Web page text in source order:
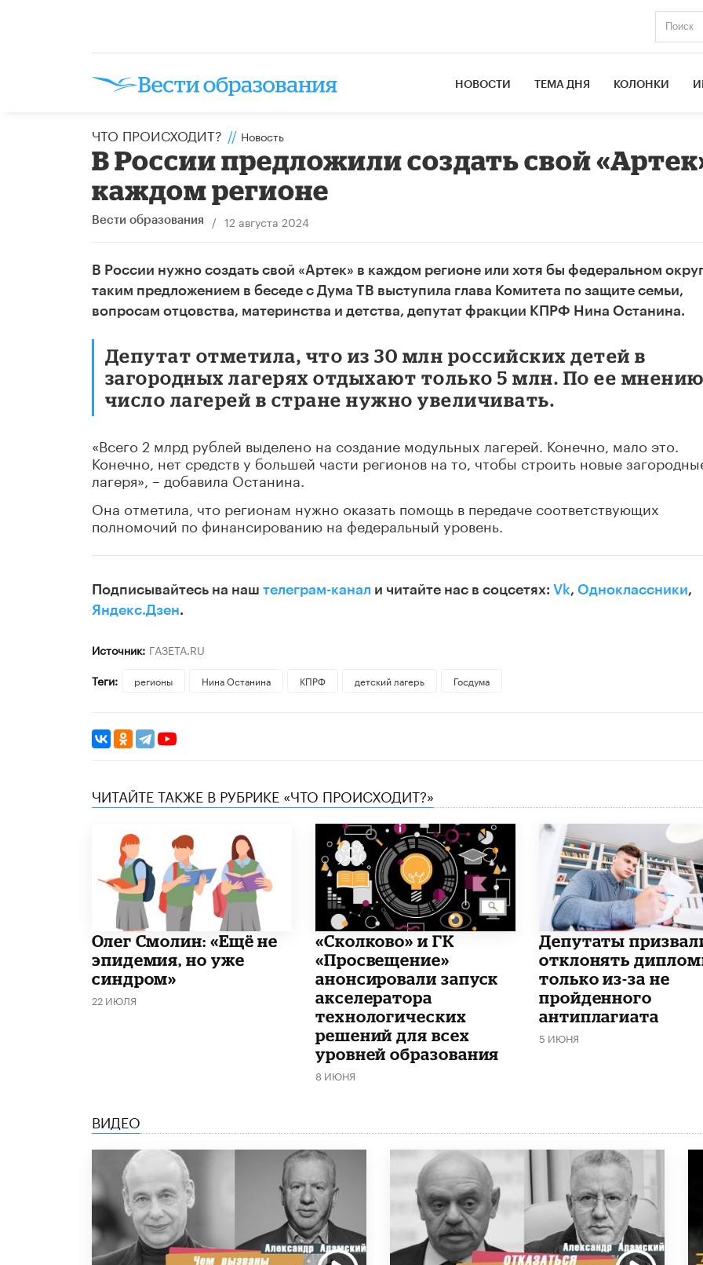
НОВОСТИ ТЕМА ДНЯ КОЛОНКИ
ЧТО ПРОИСХОДИТ? // Новость
В России предложили создать свой
каждом регионе
Вести образования / 12 августа 2024
В России нужно создать свой «Артек» в каждом регионе или хотя бы федеральном
таким предложением в беседе с Дума ТВ выступила глава Комитета по защите семьи,
вопросам отцовства, материнства и детства, депутат фракции КПРФ Нина Останина.
Депутат отметила, что из 30 млн российских детей в
загородных лагерях отдыхают только 5 млн. По ее
число лагерей в стране нужно увеличивать.
«Всего 2 млрд рублей выделено на создание модульных лагерей. Конечно, мало это.
Конечно, нет средств у большей части регионов на то, чтобы строить новые
лагеря», – добавила Останина.
Она отметила, что регионам нужно оказать помощь в передаче соответствующих
полномочий по финансированию на федеральный уровень.
Подписывайтесь на наш телеграм-канал и читайте нас в соцсетях: Vk, Одноклассники,
Яндекс.Дзен.
Источник: ГАЗЕТА.RU
Теги:
регионы Нина Останина КПРФ детский лагерь Госдума
ЧИТАЙТЕ ТАКЖЕ В РУБРИКЕ «ЧТО ПРОИСХОДИТ?»
​Олег Смолин: «Ещё не
эпидемия, но уже
синдром»
22 ИЮЛЯ
«Сколково» и ГК
«Просвещение»
анонсировали запуск
акселератора
технологических
решений для всех
уровней образования
8 ИЮНЯ
Депутаты
отклонять
только из-за не
пройденного
антиплагиата
5 ИЮНЯ
ВИДЕО